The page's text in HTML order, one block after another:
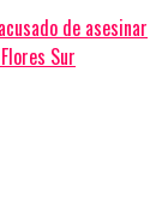
de asesinar
Sur